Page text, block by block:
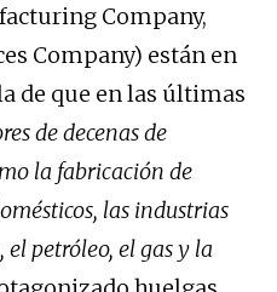
Company,
Company) están en
de que en las últimas
de decenas de
la fabricación de
las industrias
petróleo, el gas y la